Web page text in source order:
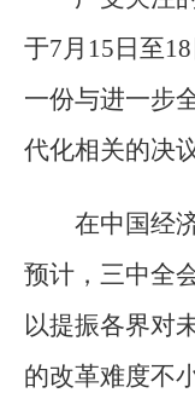
于7月15日至
一份与进一步
代化相关的决议
在中国经
预计，三中全
以提振各界对
的改革难度不小